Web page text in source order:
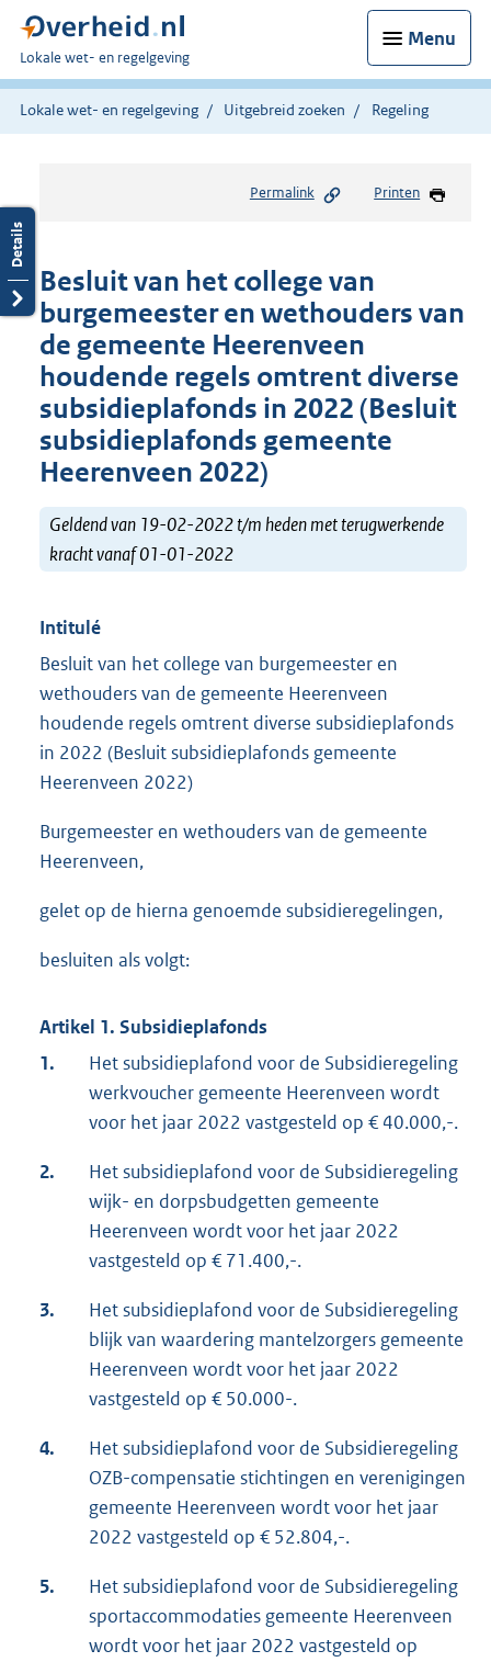
Menu
U
bent
hier:
Lokale wet- en regelgeving
Lokale wet- en regelgeving Uitgebreid zoeken Regeling
Permalink Printen
Besluit van het college van
burgemeester en wethouders van
de gemeente Heerenveen
houdende regels omtrent diverse
subsidieplafonds in 2022 (Besluit
subsidieplafonds gemeente
Heerenveen 2022)
Geldend van 19-02-2022 t/m heden met terugwerkende
kracht vanaf 01-01-2022
Intitulé
Besluit van het college van burgemeester en
wethouders van de gemeente Heerenveen
houdende regels omtrent diverse subsidieplafonds
in 2022 (Besluit subsidieplafonds gemeente
Heerenveen 2022)
Burgemeester en wethouders van de gemeente
Heerenveen,
gelet op de hierna genoemde subsidieregelingen,
besluiten als volgt:
Artikel 1. Subsidieplafonds
1.
Het subsidieplafond voor de Subsidieregeling
werkvoucher gemeente Heerenveen wordt
voor het jaar 2022 vastgesteld op € 40.000,-.
2.
Het subsidieplafond voor de Subsidieregeling
wijk- en dorpsbudgetten gemeente
Heerenveen wordt voor het jaar 2022
vastgesteld op € 71.400,-.
3.
Het subsidieplafond voor de Subsidieregeling
blijk van waardering mantelzorgers gemeente
Heerenveen wordt voor het jaar 2022
vastgesteld op € 50.000-.
4.
Het subsidieplafond voor de Subsidieregeling
OZB-compensatie stichtingen en verenigingen
gemeente Heerenveen wordt voor het jaar
2022 vastgesteld op € 52.804,-.
5.
Het subsidieplafond voor de Subsidieregeling
sportaccommodaties gemeente Heerenveen
wordt voor het jaar 2022 vastgesteld op